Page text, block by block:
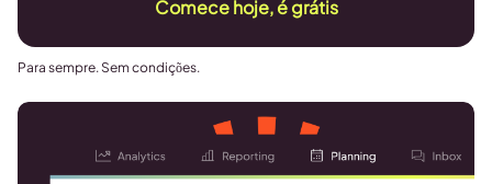
Comece hoje, é grátis
Para sempre. Sem condições.